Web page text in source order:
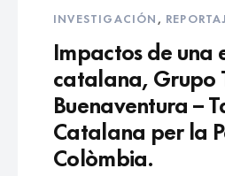
INVESTIGACIÓN ,
Impactos de una
catalana, Grupo
Buenaventura –
Catalana per la
Colòmbia.